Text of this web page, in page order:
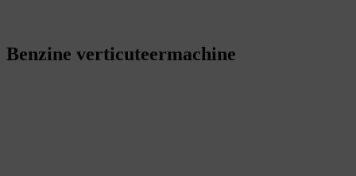
Benzine verticuteermachine